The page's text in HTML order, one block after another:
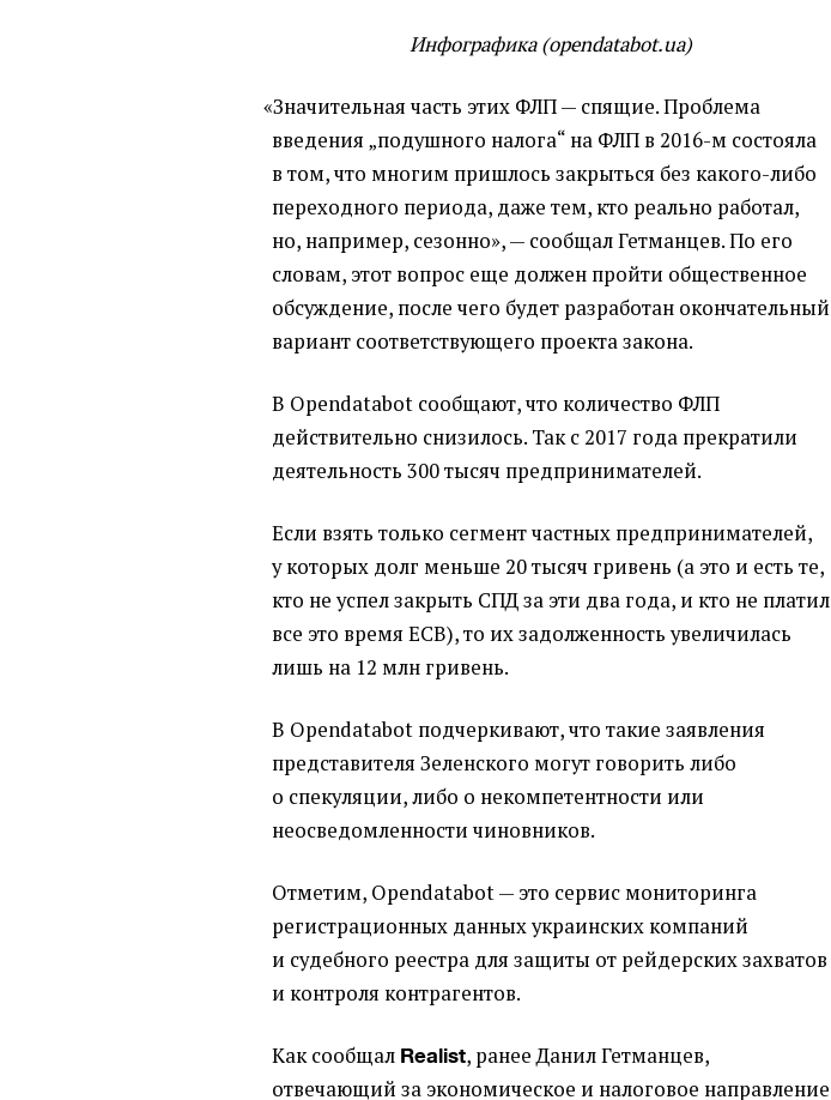
Инфографика (opendatabot.ua)
«Значительная часть этих ФЛП — спящие. Проблема
введения „подушного налога“ на ФЛП в 2016-м состояла
в том, что многим пришлось закрыться без какого-либо
переходного периода, даже тем, кто реально работал,
но, например, сезонно», — сообщал Гетманцев. По его
словам, этот вопрос еще должен пройти общественное
обсуждение, после чего будет разработан окончательный
вариант соответствующего проекта закона.
В Opendatabot сообщают, что количество ФЛП
действительно снизилось. Так с 2017 года прекратили
деятельность 300 тысяч предпринимателей.
Если взять только сегмент частных предпринимателей,
у которых долг меньше 20 тысяч гривень (а это и есть те,
кто не успел закрыть СПД за эти два года, и кто не платил
все это время ЕСВ), то их задолженность увеличилась
лишь на 12 млн гривень.
В Opendatabot подчеркивают, что такие заявления
представителя Зеленского могут говорить либо
о спекуляции, либо о некомпетентности или
неосведомленности чиновников.
Отметим, Opendatabot — это сервис мониторинга
регистрационных данных украинских компаний
и судебного реестра для защиты от рейдерских захватов
и контроля контрагентов.
Как сообщал Realist, ранее Данил Гетманцев,
отвечающий за экономическое и налоговое направление